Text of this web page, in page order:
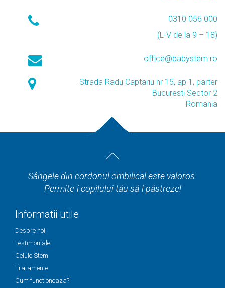
0310 056 000
(L-V de la 9 – 18)
office@babystem.ro
Strada Radu Captariu nr 15, ap 1, parter
Bucuresti Sector 2
Romania
Sângele din cordonul ombilical este valoros.
Permite-i copilului tău să-l păstreze!
Informatii utile
Despre noi
Testimoniale
Celule Stem
Tratamente
Cum functioneaza?